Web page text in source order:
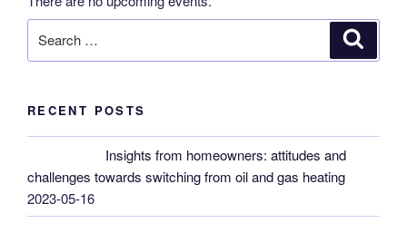
for:
RECENT POSTS
Insights from homeowners: attitudes and
challenges towards switching from oil and gas heating
2023-05-16